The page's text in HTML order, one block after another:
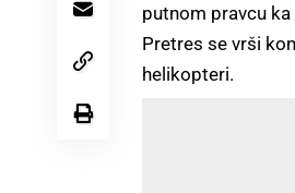
putnom pravcu
Pretres se vrši
helikopteri.